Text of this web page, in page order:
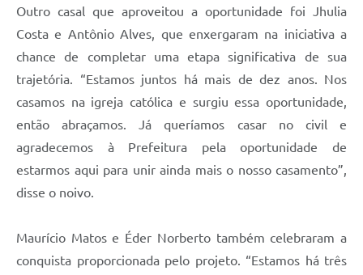
Outro casal que aproveitou a oportunidade foi Jhulia
Costa e Antônio Alves, que enxergaram na iniciativa a
chance de completar uma etapa significativa de sua
trajetória. “Estamos juntos há mais de dez anos. Nos
casamos na igreja católica e surgiu essa oportunidade,
então abraçamos. Já queríamos casar no civil e
agradecemos à Prefeitura pela oportunidade de
estarmos aqui para unir ainda mais o nosso casamento”,
disse o noivo.
Maurício Matos e Éder Norberto também celebraram a
conquista proporcionada pelo projeto. “Estamos há três